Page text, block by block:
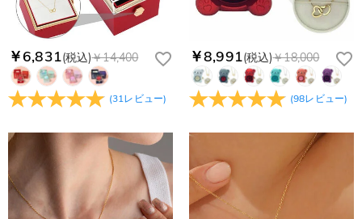
￥6,831(税込)￥14,400
(31レビュー)
￥8,991(税込)￥18,000
(98レビュー)